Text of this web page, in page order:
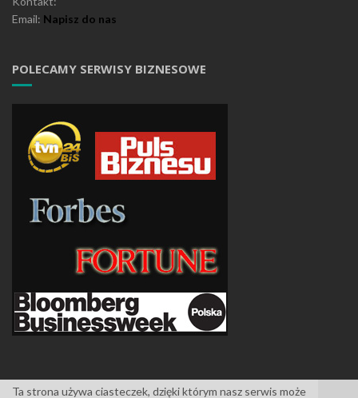
Email: Napisz do nas
POLECAMY SERWISY BIZNESOWE
Ta strona używa ciasteczek, dzięki którym nasz serwis może